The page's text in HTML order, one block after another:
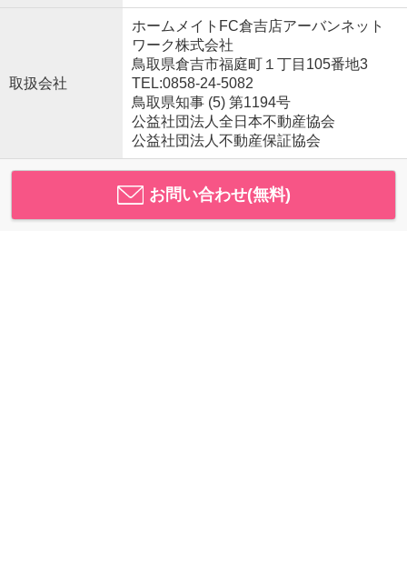
取扱会社
ホームメイトFC倉吉店アーバンネット
ワーク株式会社
鳥取県倉吉市福庭町１丁目105番地3
TEL:0858-24-5082
鳥取県知事 (5) 第1194号
公益社団法人全日本不動産協会
公益社団法人不動産保証協会
お問い合わせ(無料)